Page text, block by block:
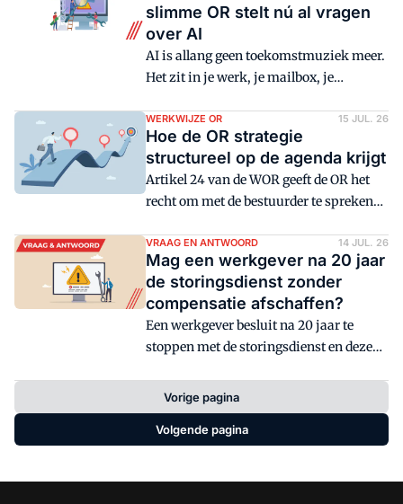
naar de impact die de reorganisatie heeft
gehad."
slimme OR stelt nú al vragen
over AI
AI is allang geen toekomstmuziek meer.
Het zit in je werk, je mailbox, je
Handig? Absoluut. Maar het zorgt ook
voor een interessante vraag aan de
overlegtafel: wat betekent dit voor de
organisatie en de OR?
WERKWIJZE OR 15 JUL. 26
Hoe de OR strategie
structureel op de agenda krijgt
Artikel 24 van de WOR geeft de OR het
recht om met de bestuurder te spreken
(AGvZ). Vaak kijkt dit overleg slechts een
half jaar vooruit, terwijl strategie een
langere horizon vraagt. Hoe geeft de OR
strategie structureel een plek aan tafel?
VRAAG EN ANTWOORD 14 JUL. 26
Mag een werkgever na 20 jaar
de storingsdienst zonder
compensatie afschaffen?
Een werkgever besluit na 20 jaar te
stoppen met de storingsdienst en deze
dat zonder afbouwregeling of
looncompensatie voor de betrokken
medewerkers? In de rubriek Vraag &
Vorige pagina
Volgende pagina